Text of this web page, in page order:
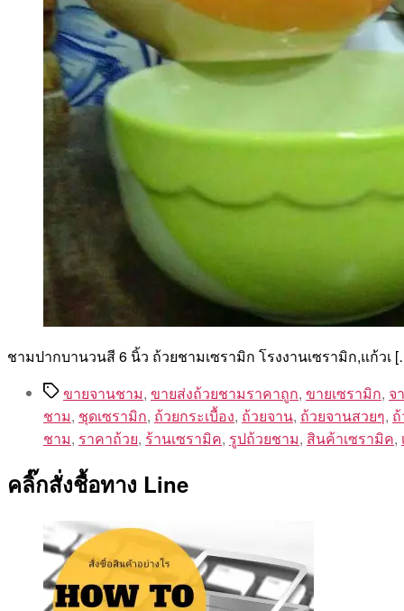
ชามปากบานวนสี 6 นิ้ว ถ้วยชามเซรามิก โรงงานเซรามิก,แก้วเ
Tagsขายจานชาม, ขายส่งถ้วยชามราคาถูก, ขายเซรามิก, จ
ชาม, ชุดเซรามิก, ถ้วยกระเบื้อง, ถ้วยจาน, ถ้วยจานสวยๆ,
ชาม, ราคาถ้วย, ร้านเซรามิค, รูปถ้วยชาม, สินค้าเซรามิค,
คลิ๊กสั่งชื้อทาง Line